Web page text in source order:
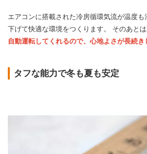
エアコンに搭載された冷房循環気流が温度も
下げて快適な環境をつくります。 そのあとは
自動運転してくれるので、心地よさが長続き
タフな能力で冬も夏も安定